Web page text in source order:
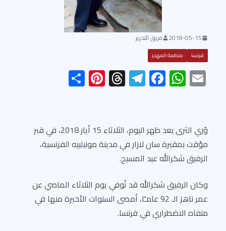
2018-05-15 فريق التحرير
فرنسا منظمة المهجر
E
m
W
h
s
A
p
p
F
ac
b
o
ok
Te
le
a
m
T
hr
ds
Pi
nt
es
t
eوُري الثرى بعد ظهر اليوم، الثلاثاء 15 أيار 2018، في قبر
مؤقت بمقبرة سان لازار في مدينة مونبلييه الفرنسية،
الرفيق شكرالله عبد المسيح.
وكان الرفيق شكرالله قد تُوفي يوم الثلاثاء الماضي عن
عمر ناهز الـ 92 عامـًا، أمضى السنوات الأخيرة منها في
منفاه الاضطراري في فرنسا.